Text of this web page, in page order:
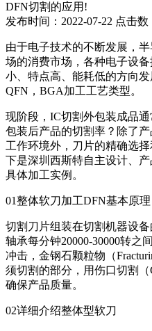
DFN切割的应用!
发布时间：2022-07-22 点击数
由于电子技术的不断发展，
场的消费市场，各种电子设
小、特点高、能耗低的方向
QFN，BGA加工工艺类型。
现阶段，IC切割外包装成品
包装后产品的切割率？除了
工作环境外，刀片的精确选
下是深圳西斯特自主设计、
具体加工实例。
01整体软刀加工DFN基本原理
切割刀片组装在切割机器设
轴承每分钟20000-30000转之
冲击，金钢石颗粒物（
须切割的部分，用伤口切割（
确保产品质量。
02详细介绍整体型软刀